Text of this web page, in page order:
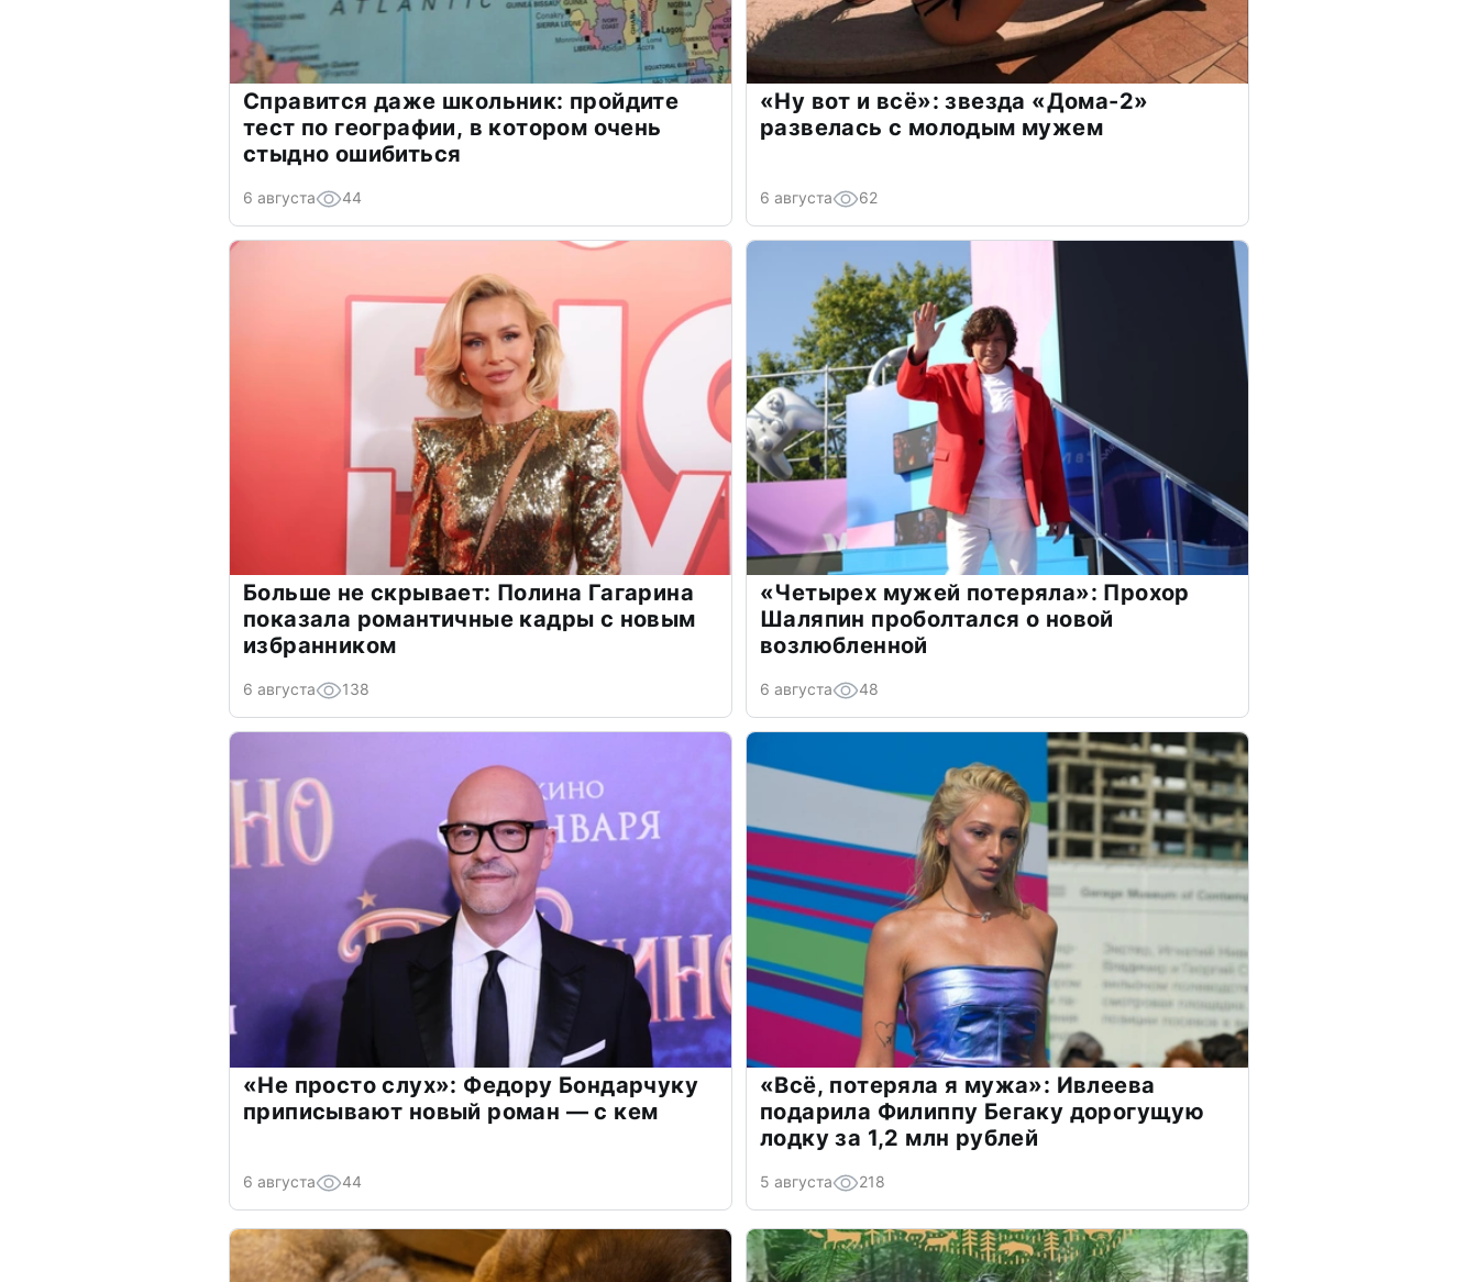
Справится даже школьник: пройдите
тест по географии, в котором очень
стыдно ошибиться
6 августа 44
«Ну вот и всё»: звезда «Дома-2»
развелась с молодым мужем
6 августа 62
Больше не скрывает: Полина Гагарина
показала романтичные кадры с новым
избранником
6 августа 138
«Четырех мужей потеряла»: Прохор
Шаляпин проболтался о новой
возлюбленной
6 августа 48
«Не просто слух»: Федору Бондарчуку
приписывают новый роман — с кем
6 августа 44
«Всё, потеряла я мужа»: Ивлеева
подарила Филиппу Бегаку дорогущую
лодку за 1,2 млн рублей
5 августа 218